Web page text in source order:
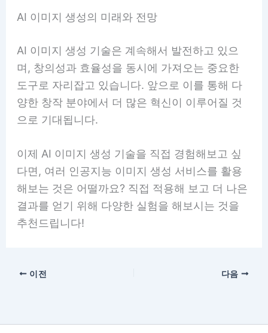
AI 이미지 생성의 미래와 전망
AI 이미지 생성 기술은 계속해서 발전하고 있으
며, 창의성과 효율성을 동시에 가져오는 중요한
도구로 자리잡고 있습니다. 앞으로 이를 통해 다
양한 창작 분야에서 더 많은 혁신이 이루어질 것
으로 기대됩니다.
이제 AI 이미지 생성 기술을 직접 경험해보고 싶
다면, 여러 인공지능 이미지 생성 서비스를 활용
해보는 것은 어떨까요? 직접 적용해 보고 더 나은
결과를 얻기 위해 다양한 실험을 해보시는 것을
추천드립니다!
이전 다음